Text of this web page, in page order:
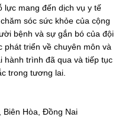
lực mang đến dịch vụ y tế
sóc sức khỏe của cộng
bệnh và sự gắn bó của đội
phát triển về chuyên môn và
hành trình đã qua và tiếp tục
trong tương lai.
Hòa, Đồng Nai